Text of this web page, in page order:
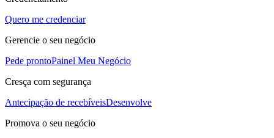
Quero me credenciar
Gerencie o seu negócio
Pede prontoPainel Meu Negócio
Cresça com segurança
Antecipação de recebíveisDesenvolve
Promova o seu negócio